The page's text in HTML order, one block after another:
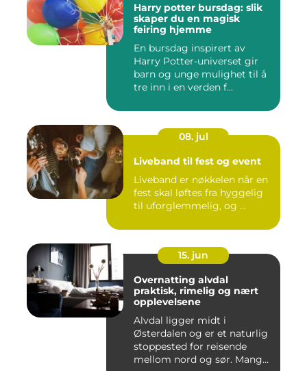
Harry potter bursdag: slik
skaper du en magisk
feiring hjemme
En bursdag inspirert av
Harry Potter-universet gir
barn og unge mulighet til å
tre inn i en verden f...
08. jul
Liveband til fest og event
Liveband er nøkkelen når en
fest skal løftes fra hyggelig
til uforglemmelig, og ...
15. jun
Overnatting alvdal
praktisk, rimelig og nært
opplevelsene
Alvdal ligger midt i
Østerdalen og er et naturlig
stoppested for reisende
mellom nord og sør. Mange